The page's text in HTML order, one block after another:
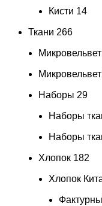
Кисти 14
Ткани 266
Микровельвет
Наборы 29
Наборы
Наборы
Хлопок 182
Хлопок